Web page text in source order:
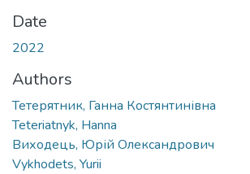
Date
2022
Authors
Тетерятник, Ганна Костянтинівна
Teteriatnyk, Hanna
Виходець, Юрій Олександрович
Vykhodets, Yurii